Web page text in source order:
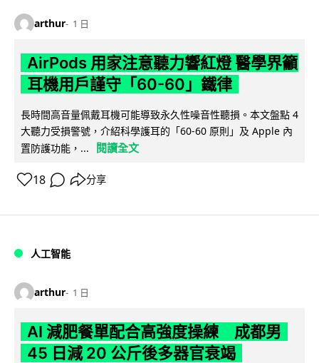
arthur 1 日
AirPods 用家注意聽力響紅燈 醫學界籲
耳機用戶謹守「60-60」鐵律
長時間高音量佩戴耳機可能導致永久性噪音性聽損。本文盤點 4
大聽力受損警號，介紹科學護耳的「60-60 原則」及 Apple 內
置防護功能，...
閱讀全文
18 分享
人工智能
arthur 1 日
AI 減肥餐單配合高強度操練 成都男
45 日減 20 公斤後多器官衰竭